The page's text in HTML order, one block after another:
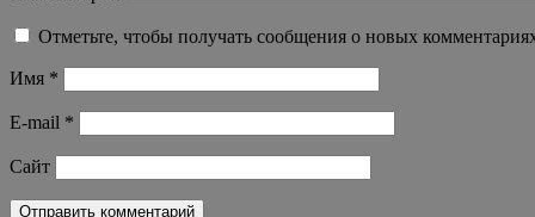
Отметьте, чтобы получать сообщения о новых
Имя *
E-mail *
Сайт